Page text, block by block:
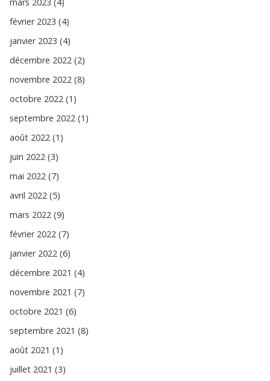
mars 2023 (4)
février 2023 (4)
janvier 2023 (4)
décembre 2022 (2)
novembre 2022 (8)
octobre 2022 (1)
septembre 2022 (1)
août 2022 (1)
juin 2022 (3)
mai 2022 (7)
avril 2022 (5)
mars 2022 (9)
février 2022 (7)
janvier 2022 (6)
décembre 2021 (4)
novembre 2021 (7)
octobre 2021 (6)
septembre 2021 (8)
août 2021 (1)
juillet 2021 (3)